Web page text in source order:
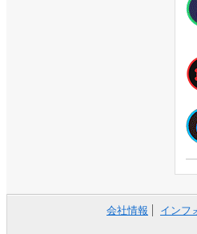
会社情報 インフ